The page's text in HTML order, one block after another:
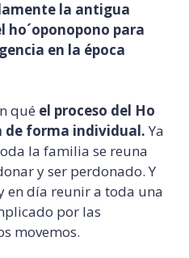
la antigua
para
en la época
qué el proceso del Ho
de forma individual. Ya
la familia se reuna
y ser perdonado. Y
en día reunir a toda una
por las
movemos.